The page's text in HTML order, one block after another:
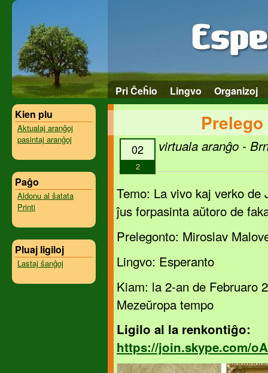
Pri Ĉeĥio Lingvo
Organizoj
Kien plu
Aktualaj aranĝoj
pasintaj aranĝoj
Paĝo
Aldonu al ŝatata
Printi
Pluaj ligiloj
Lastaj ŝanĝoj
02
2
virtuala aranĝo -
Temo: La vivo kaj verko de
ĵus forpasinta aŭtoro de
Prelegonto: Miroslav
Lingvo: Esperanto
Kiam: la 2-an de Februaro
Mezeŭropa tempo
Ligilo al la renkontiĝo:
https://join.skype.com/